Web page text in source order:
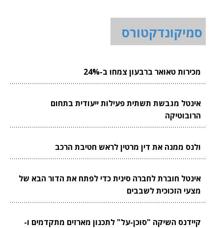
סמיקונדקטורס
מכירות טאואר ברבעון צמחו ב-24%
אינטל מגבשת תשתית פעילות ייעודית בתחום
הרובוטיקה
ולנס ממנה את דין מרטין לראש חטיבת הרכב
אינטל חוברת לחברה סינית כדי לפתח את הדור הבא של
מצעי הזכוכית לשבבים
קיידנס השיקה "סוכן-על" לתכנון מארזים מתקדמים ו-